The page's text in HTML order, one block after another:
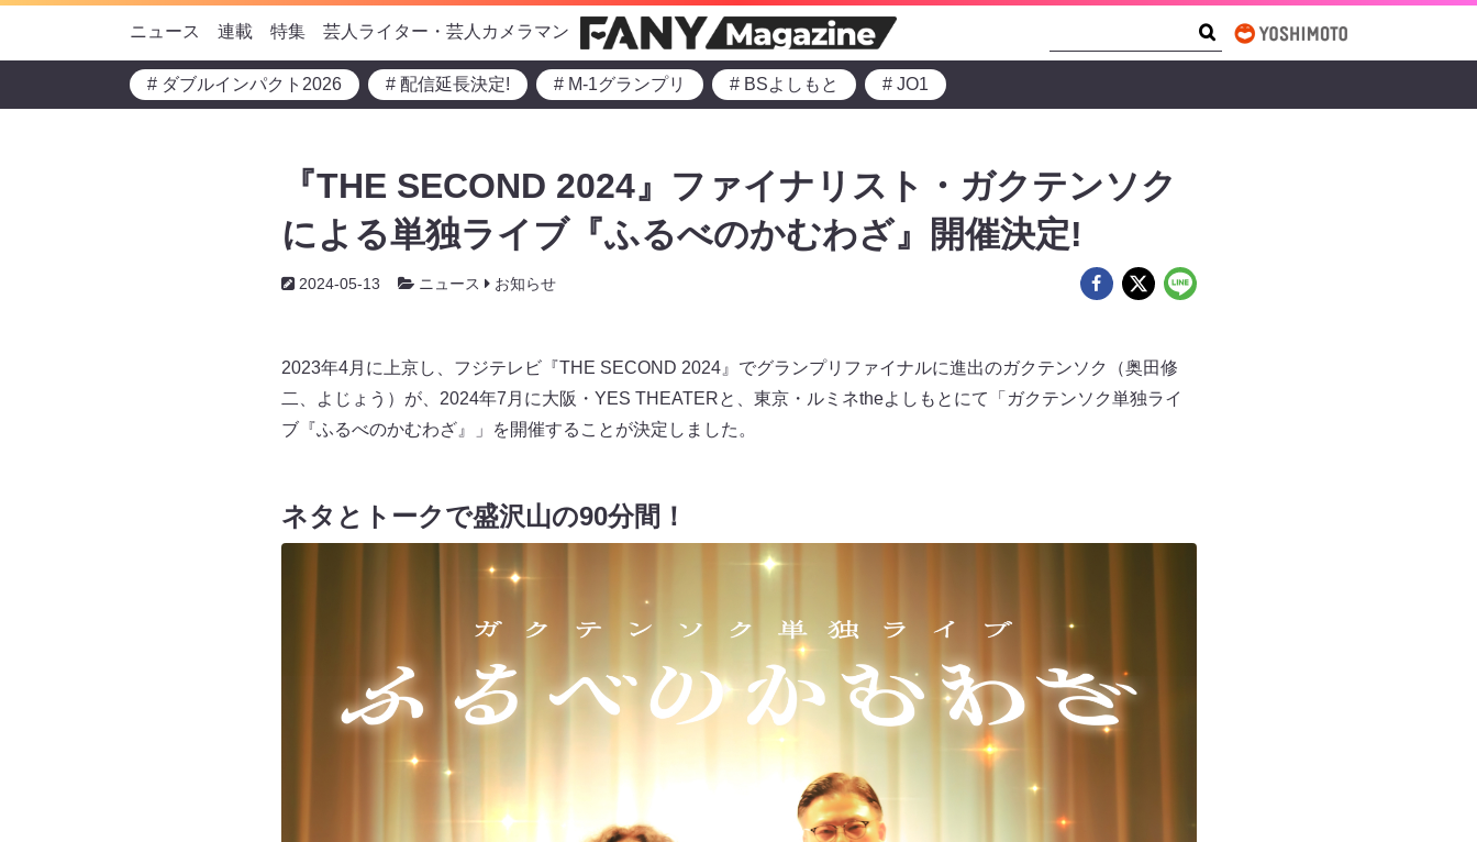
ニュース 連載 特集 芸人ライター・芸人カメラマン
# ダブルインパクト2026 # 配信延長決定! # M-1グランプリ # BSよしもと # JO1
『THE SECOND 2024』ファイナリスト・ガクテンソク
による単独ライブ『ふるべのかむわざ』開催決定!
2024-05-13 ニュース お知らせ
2023年4月に上京し、フジテレビ『THE SECOND 2024』でグランプリファイナルに進出のガクテンソク（奥田修
二、よじょう）が、2024年7月に大阪・YES THEATERと、東京・ルミネtheよしもとにて「ガクテンソク単独ライ
ブ『ふるべのかむわざ』」を開催することが決定しました。
ネタとトークで盛沢山の90分間！